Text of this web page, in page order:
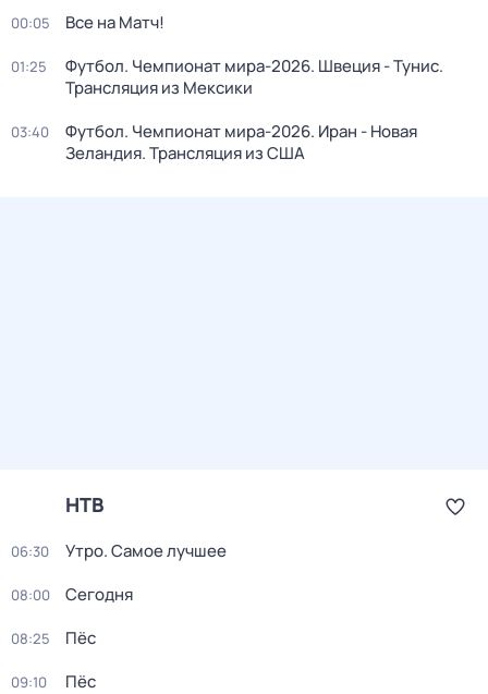
00:05 Все на Матч!
01:25
Футбол. Чемпионат мира-2026. Швеция - Тунис.
Трансляция из Мексики
03:40
Футбол. Чемпионат мира-2026. Иран - Новая
Зеландия. Трансляция из США
НТВ
06:30 Утро. Самое лучшее
08:00 Сегодня
08:25 Пёс
09:10 Пёс